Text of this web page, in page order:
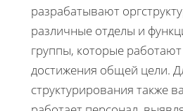
разрабатывают
различные отделы и
группы, которые
достижения общей цели.
структурирования также